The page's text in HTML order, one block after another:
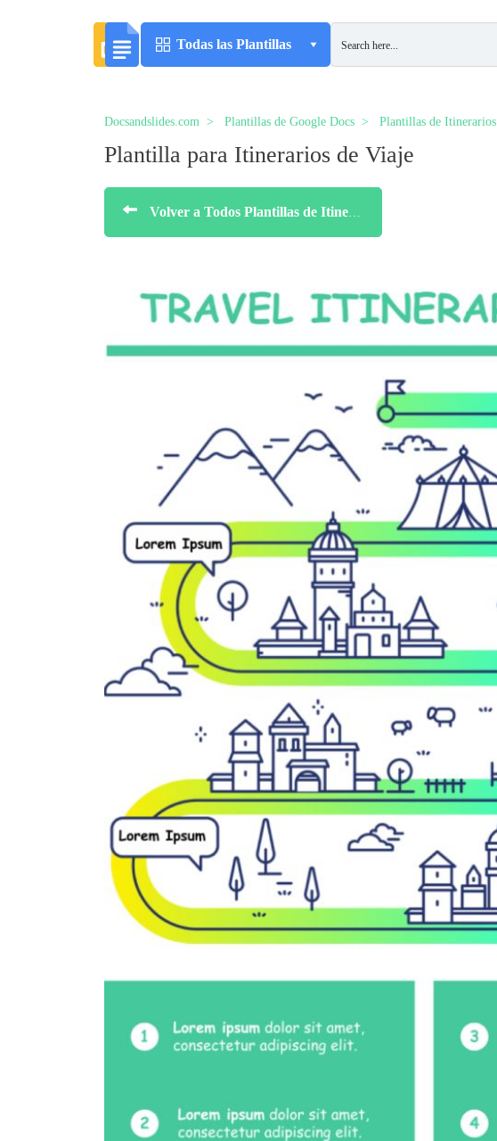
Todas las Plantillas
Docsandslides.com Plantillas de Google Docs Plantillas de Itinerarios
Plantilla para Itinerarios de Viaje
Volver a Todos Plantillas de Itinerarios